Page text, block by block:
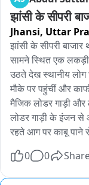
झांसी के सीपरी
Jhansi, Uttar
झांसी के सीपरी
सामने स्थित एक
उठते देख स्थानीय लोग
मौके पर पहुंचीं और
मैजिक लोडर गाड़ी
लोडर गाड़ी के इंजन
रहते आग पर काबू पाने
0
0